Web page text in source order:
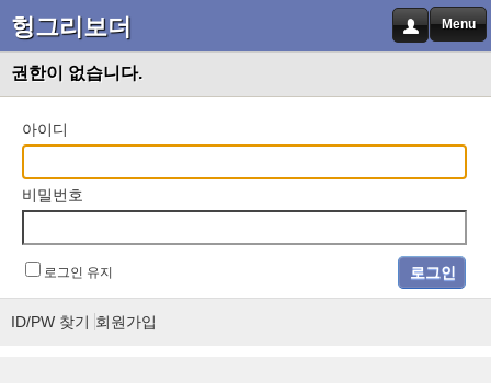
헝그리보더 Menu
권한이 없습니다.
아이디
비밀번호
로그인 유지
ID/PW 찾기 회원가입